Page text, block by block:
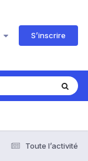
S’inscrire
Toute l’activité